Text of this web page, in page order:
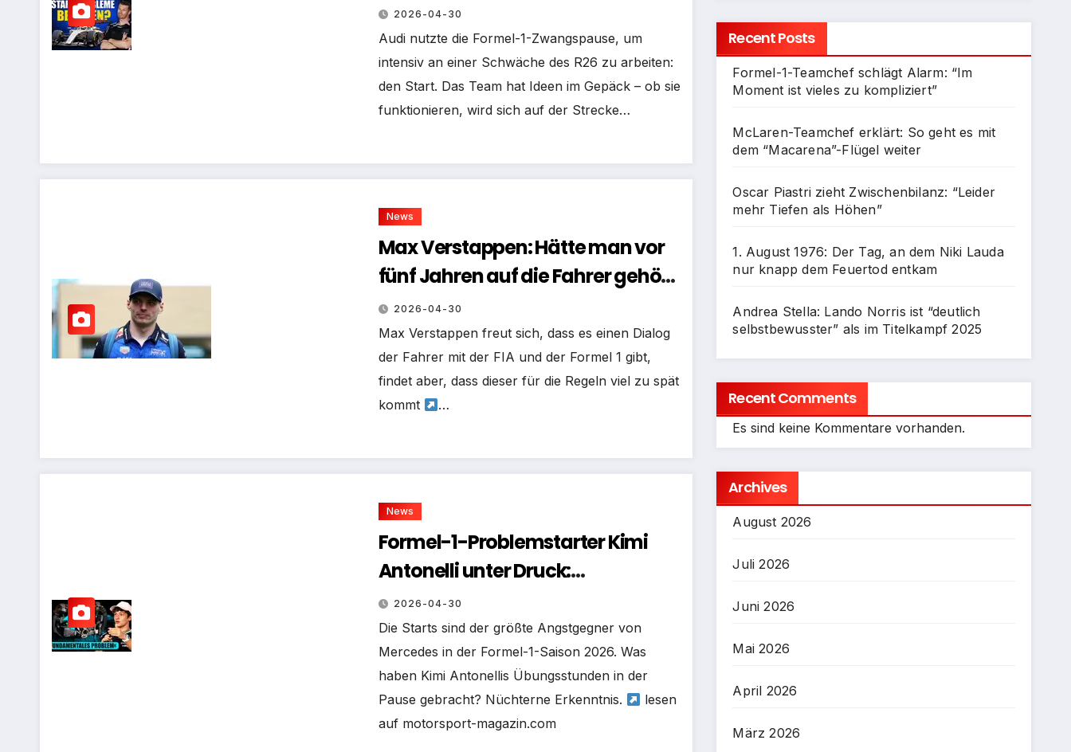
2026-04-30
Audi nutzte die Formel-1-Zwangspause, um
intensiv an einer Schwäche des R26 zu arbeiten:
den Start. Das Team hat Ideen im Gepäck – ob sie
funktionieren, wird sich auf der Strecke…
News
Max Verstappen: Hätte man vor
fünf Jahren auf die Fahrer gehört
… 2026-04-30
Max Verstappen freut sich, dass es einen Dialog
der Fahrer mit der FIA und der Formel 1 gibt,
findet aber, dass dieser für die Regeln viel zu spät
kommt
…
News
Formel-1-Problemstarter Kimi
Antonelli unter Druck:
“Fundamentales” Defizit bald im
Griff?
2026-04-30
Die Starts sind der größte Angstgegner von
Mercedes in der Formel-1-Saison 2026. Was
haben Kimi Antonellis Übungsstunden in der
Pause gebracht? Nüchterne Erkenntnis.
lesen
auf motorsport-magazin.com
Recent Posts
Formel-1-Teamchef schlägt Alarm: “Im
Moment ist vieles zu kompliziert”
McLaren-Teamchef erklärt: So geht es mit
dem “Macarena”-Flügel weiter
Oscar Piastri zieht Zwischenbilanz: “Leider
mehr Tiefen als Höhen”
1. August 1976: Der Tag, an dem Niki Lauda
nur knapp dem Feuertod entkam
Andrea Stella: Lando Norris ist “deutlich
selbstbewusster” als im Titelkampf 2025
Recent Comments
Es sind keine Kommentare vorhanden.
Archives
August 2026
Juli 2026
Juni 2026
Mai 2026
April 2026
März 2026